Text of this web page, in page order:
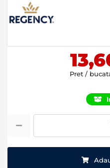
beginning
of
images
Pret /